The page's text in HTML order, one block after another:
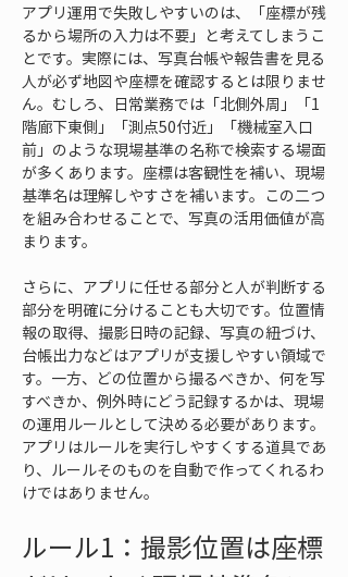
アプリ運用で失敗しやすいのは、「座標が残
るから場所の入力は不要」と考えてしまうこ
とです。実際には、写真台帳や報告書を見る
人が必ず地図や座標を確認するとは限りませ
ん。むしろ、日常業務では「北側外周」「1
階廊下東側」「測点50付近」「機械室入口
前」のような現場基準の名称で検索する場面
が多くあります。座標は客観性を補い、現場
基準名は理解しやすさを補います。この二つ
を組み合わせることで、写真の活用価値が高
まります。
さらに、アプリに任せる部分と人が判断する
部分を明確に分けることも大切です。位置情
報の取得、撮影日時の記録、写真の紐づけ、
台帳出力などはアプリが支援しやすい領域で
す。一方、どの位置から撮るべきか、何を写
すべきか、例外時にどう記録するかは、現場
の運用ルールとして決める必要があります。
アプリはルールを実行しやすくする道具であ
り、ルールそのものを自動で作ってくれるわ
けではありません。
ルール1：撮影位置は座標